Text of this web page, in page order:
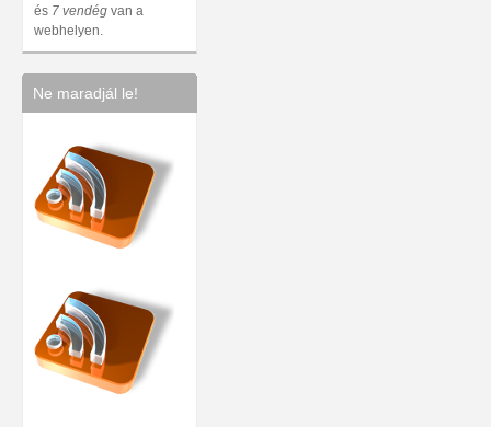
és 7 vendég van a
webhelyen.
Ne maradjál le!